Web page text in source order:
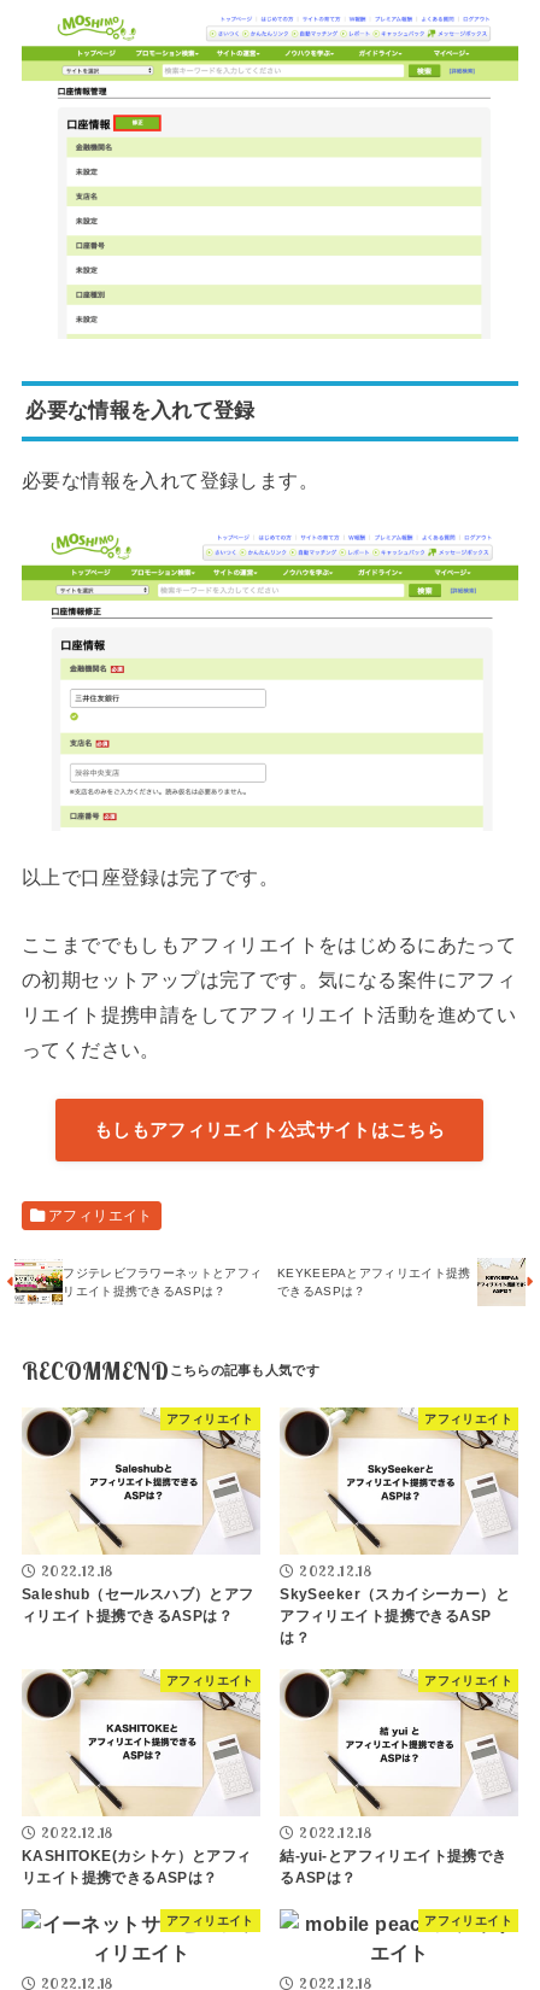
必要な情報を入れて登録
必要な情報を入れて登録します。
以上で口座登録は完了です。
ここまででもしもアフィリエイトをはじめるにあたって
の初期セットアップは完了です。気になる案件にアフィ
リエイト提携申請をしてアフィリエイト活動を進めてい
ってください。
もしもアフィリエイト公式サイトはこちら
アフィリエイト
フジテレビフラワーネットとアフィ
リエイト提携できるASPは？
KEYKEEPAとアフィリエイト提携
できるASPは？
RECOMMEND
アフィリエイト
2022.12.18
Saleshub（セールスハブ）とアフ
ィリエイト提携できるASPは？
アフィリエイト
2022.12.18
SkySeeker（スカイシーカー）と
アフィリエイト提携できるASP
は？
アフィリエイト
2022.12.18
KASHITOKE(カシトケ）とアフィ
リエイト提携できるASPは？
アフィリエイト
2022.12.18
結-yui-とアフィリエイト提携でき
るASPは？
アフィリエイト
2022.12.18
アフィリエイト
2022.12.18